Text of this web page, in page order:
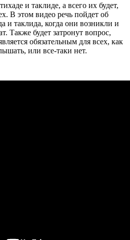
и таклиде, а всего их будет,
В этом видео речь пойдет об
и таклида, когда они возникли и
Также будет затронут вопрос,
обязательным для всех, как
или все-таки нет.